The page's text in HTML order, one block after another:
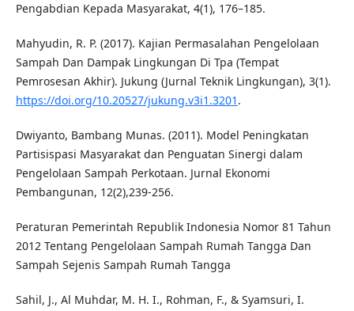
Pengabdian Kepada Masyarakat, 4(1), 176–185.
Mahyudin, R. P. (2017). Kajian Permasalahan Pengelolaan
Sampah Dan Dampak Lingkungan Di Tpa (Tempat
Pemrosesan Akhir). Jukung (Jurnal Teknik Lingkungan), 3(1).
https://doi.org/10.20527/jukung.v3i1.3201 .
Dwiyanto, Bambang Munas. (2011). Model Peningkatan
Partisispasi Masyarakat dan Penguatan Sinergi dalam
Pengelolaan Sampah Perkotaan. Jurnal Ekonomi
Pembangunan, 12(2),239-256.
Peraturan Pemerintah Republik Indonesia Nomor 81 Tahun
2012 Tentang Pengelolaan Sampah Rumah Tangga Dan
Sampah Sejenis Sampah Rumah Tangga
Sahil, J., Al Muhdar, M. H. I., Rohman, F., & Syamsuri, I.